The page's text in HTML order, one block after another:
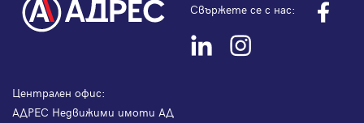
Свържете се с нас:
Централен офис:
АДРЕС Недвижими имоти АД